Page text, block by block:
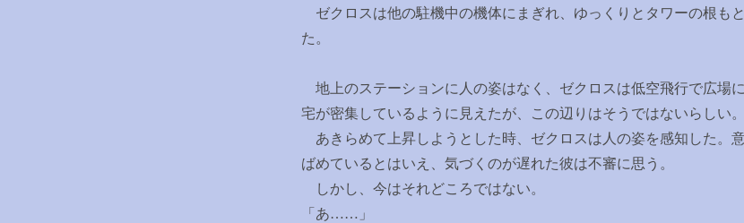
ゼクロスは他の駐機中の機体にまぎれ、ゆっくりとタワーの根も
た。
地上のステーションに人の姿はなく、ゼクロスは低空飛行で広場
宅が密集しているように見えたが、この辺りはそうではないらしい。
あきらめて上昇しようとした時、ゼクロスは人の姿を感知した。
ばめているとはいえ、気づくのが遅れた彼は不審に思う。
しかし、今はそれどころではない。
「あ…… 」